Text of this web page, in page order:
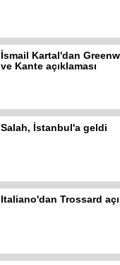
İsmail Kartal'dan
ve Kante açıklaması
Salah, İstanbul'a geldi
Italiano'dan Trossard